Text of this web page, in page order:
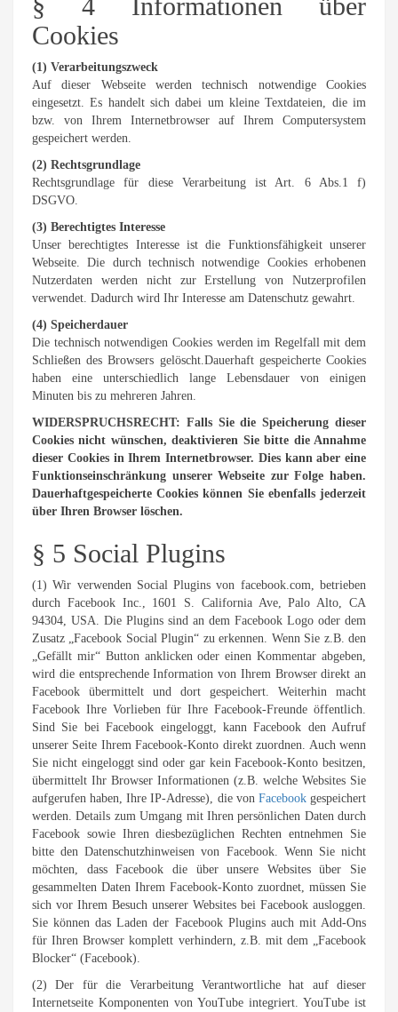
Cookies
(1) Verarbeitungszweck
Auf dieser Webseite werden technisch notwendige Cookies
eingesetzt. Es handelt sich dabei um kleine Textdateien, die im
bzw. von Ihrem Internetbrowser auf Ihrem Computersystem
gespeichert werden.
(2) Rechtsgrundlage
Rechtsgrundlage für diese Verarbeitung ist Art. 6 Abs.1 f)
DSGVO.
(3) Berechtigtes Interesse
Unser berechtigtes Interesse ist die Funktionsfähigkeit unserer
Webseite. Die durch technisch notwendige Cookies erhobenen
Nutzerdaten werden nicht zur Erstellung von Nutzerprofilen
verwendet. Dadurch wird Ihr Interesse am Datenschutz gewahrt.
(4) Speicherdauer
Die technisch notwendigen Cookies werden im Regelfall mit dem
Schließen des Browsers gelöscht.Dauerhaft gespeicherte Cookies
haben eine unterschiedlich lange Lebensdauer von einigen
Minuten bis zu mehreren Jahren.
WIDERSPRUCHSRECHT: Falls Sie die Speicherung dieser
Cookies nicht wünschen, deaktivieren Sie bitte die Annahme
dieser Cookies in Ihrem Internetbrowser. Dies kann aber eine
Funktionseinschränkung unserer Webseite zur Folge haben.
Dauerhaftgespeicherte Cookies können Sie ebenfalls jederzeit
über Ihren Browser löschen.
§ 5 Social Plugins
(1) Wir verwenden Social Plugins von facebook.com, betrieben
durch Facebook Inc., 1601 S. California Ave, Palo Alto, CA
94304, USA. Die Plugins sind an dem Facebook Logo oder dem
Zusatz „Facebook Social Plugin“ zu erkennen. Wenn Sie z.B. den
„Gefällt mir“ Button anklicken oder einen Kommentar abgeben,
wird die entsprechende Information von Ihrem Browser direkt an
Facebook übermittelt und dort gespeichert. Weiterhin macht
Facebook Ihre Vorlieben für Ihre Facebook-Freunde öffentlich.
Sind Sie bei Facebook eingeloggt, kann Facebook den Aufruf
unserer Seite Ihrem Facebook-Konto direkt zuordnen. Auch wenn
Sie nicht eingeloggt sind oder gar kein Facebook-Konto besitzen,
übermittelt Ihr Browser Informationen (z.B. welche Websites Sie
aufgerufen haben, Ihre IP-Adresse), die von Facebookgespeichert
werden. Details zum Umgang mit Ihren persönlichen Daten durch
Facebook sowie Ihren diesbezüglichen Rechten entnehmen Sie
bitte den Datenschutzhinweisen von Facebook. Wenn Sie nicht
möchten, dass Facebook die über unsere Websites über Sie
gesammelten Daten Ihrem Facebook-Konto zuordnet, müssen Sie
sich vor Ihrem Besuch unserer Websites bei Facebook ausloggen.
Sie können das Laden der Facebook Plugins auch mit Add-Ons
für Ihren Browser komplett verhindern, z.B. mit dem „Facebook
Blocker“ (Facebook).
(2) Der für die Verarbeitung Verantwortliche hat auf dieser
Internetseite Komponenten von YouTube integriert. YouTube ist